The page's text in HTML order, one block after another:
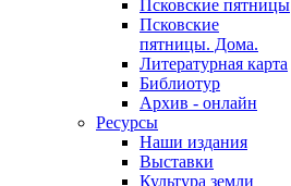
Псковские пятницы
Псковские
пятницы. Дома.
Литературная карта
Библиотур
Архив - онлайн
Ресурсы
Наши издания
Выставки
Культура земли